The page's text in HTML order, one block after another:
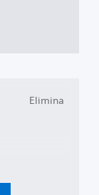
Elimina